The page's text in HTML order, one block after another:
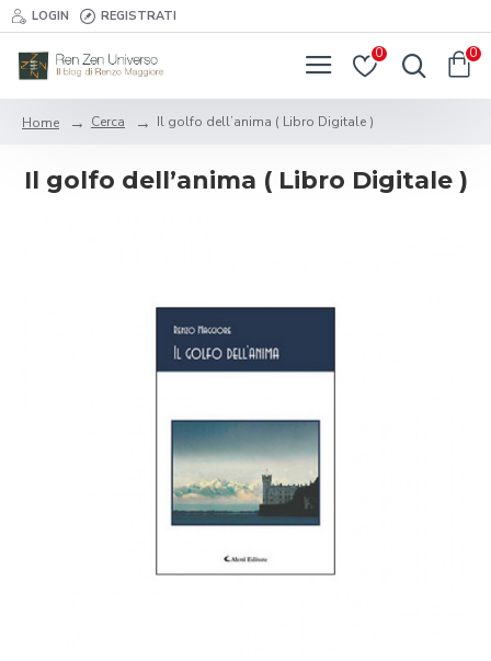
LOGIN REGISTRATI
0 0
Home Cerca Il golfo dell’anima ( Libro Digitale )
Il golfo dell’anima ( Libro Digitale )